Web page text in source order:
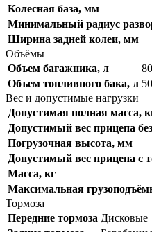
Колесная база, мм
Минимальный радиус
Ширина задней колеи, мм
Объёмы
Объем багажника, л
Объем топливного бака, л 50
Вес и допустимые нагрузки
Допустимая полная масса,
Допустимый вес прицепа
Погрузочная высота, мм
Допустимый вес прицепа с
Масса, кг
Максимальная
Тормоза
Передние тормоза Дисковые